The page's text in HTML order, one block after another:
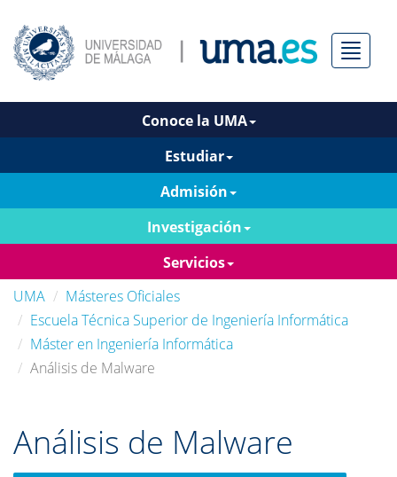
Menú
Conoce la UMA
Estudiar
Admisión
Investigación
Servicios
UMA
Másteres Oficiales
Escuela Técnica Superior de Ingeniería Informática
Máster en Ingeniería Informática
Análisis de Malware
Análisis de Malware